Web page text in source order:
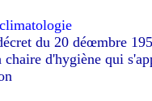
du 20 déœmbre
chaire d'hygiène qui